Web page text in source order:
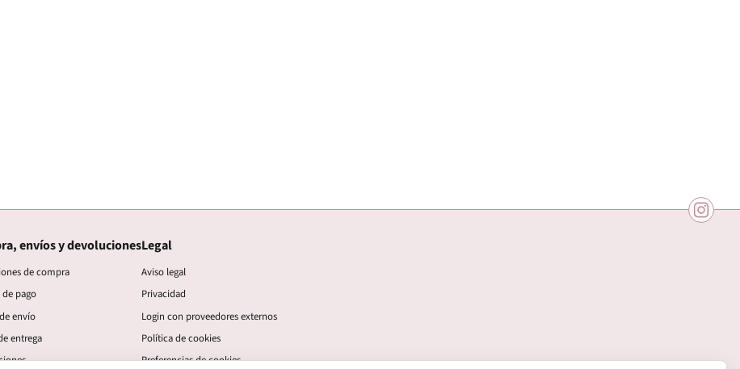
envíos y devoluciones
de compra
de pago
envío
entrega
Legal
Aviso legal
Privacidad
Login con proveedores externos
Política de cookies
Preferencias de cookies